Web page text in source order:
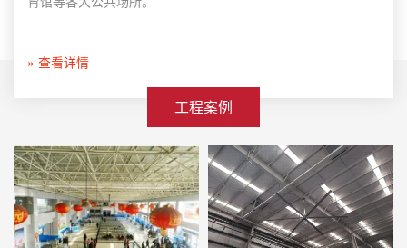
» 查看详情
工程案例